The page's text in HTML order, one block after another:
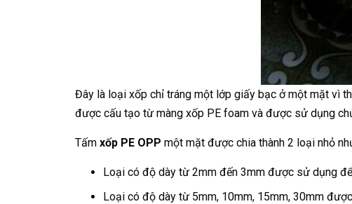
Đây là loại xốp chỉ tráng một lớp giấy bạc ở một mặt vì
được cấu tạo từ màng xốp PE foam và được sử dụng
Tấm xốp PE OPP một mặt được chia thành 2 loại nhỏ
Loại có độ dày từ 2mm đến 3mm được sử dụng
Loại có độ dày từ 5mm, 10mm, 15mm, 30mm